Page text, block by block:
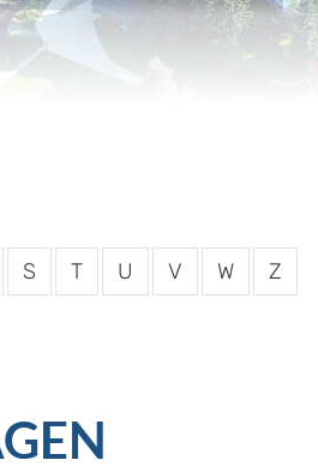
S T U V W Z